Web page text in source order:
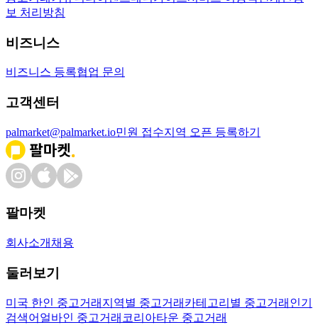
보 처리방침
비즈니스
비즈니스 등록협업 문의
고객센터
palmarket@palmarket.io민원 접수지역 오픈 등록하기
팔마켓
회사소개 채용
둘러보기
미국 한인 중고거래 지역별 중고거래 카테고리별 중고거래 인기
검색어 얼바인 중고거래 코리아타운 중고거래